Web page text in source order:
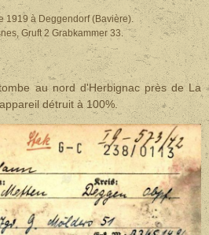
1919 à Deggendorf (Bavière).
Gruft 2 Grabkammer 33.
au nord d'Herbignac près de La
détruit à 100%.